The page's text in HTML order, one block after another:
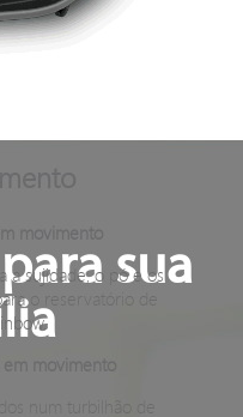
a sujidade, o pó e os
o reservatório de
movimento
sua